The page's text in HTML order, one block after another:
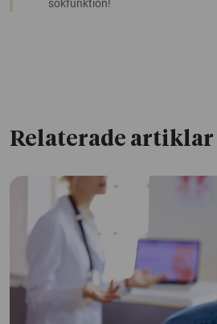
sökfunktion!
Relaterade artiklar